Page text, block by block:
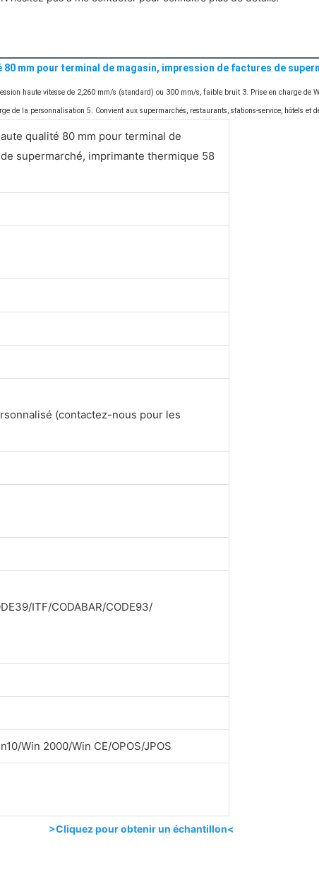
mm pour terminal de magasin, impression de factures de
haute vitesse de 2,260 mm/s (standard) ou 300 mm/s, faible bruit 3. Prise en charge
de la personnalisation 5. Convient aux supermarchés, restaurants, stations-service, hôtels et
qualité 80 mm pour terminal de
supermarché, imprimante thermique 58
(contactez-nous pour les
ITF/CODABAR/CODE93/
Win 2000/Win CE/OPOS/JPOS
>Cliquez pour obtenir un échantillon<